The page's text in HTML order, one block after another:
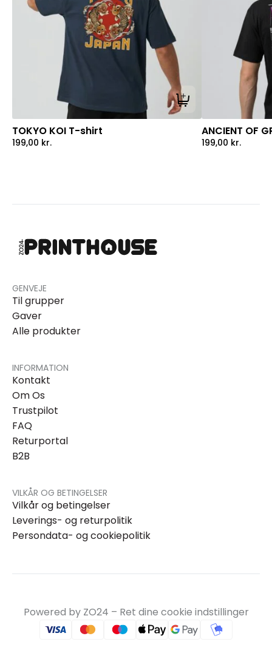
Tilføj til kurv
TOKYO KOI T-shirt
199,00 kr.
ANCIENT OF
199,00 kr.
GENVEJE
Til grupper
Gaver
Alle produkter
INFORMATION
Kontakt
Om Os
Trustpilot
FAQ
Returportal
B2B
VILKÅR OG BETINGELSER
Vilkår og betingelser
Leverings- og returpolitik
Persondata- og cookiepolitik
Powered by ZO24 – Ret dine cookie indstillinger